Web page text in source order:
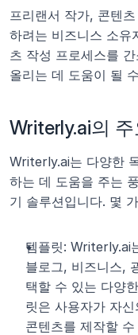
프리랜서 작가, 콘텐
하려는 비즈니스 소
츠 작성 프로세스를
올리는 데 도움이 될
Writerly.ai의
Writerly.ai는 다양한
하는 데 도움을 주는
기 솔루션입니다. 몇
템플릿: Writerly.ai
블로그, 비즈니스,
택할 수 있는 다양
릿은 사용자가 자
콘텐츠를 제작할